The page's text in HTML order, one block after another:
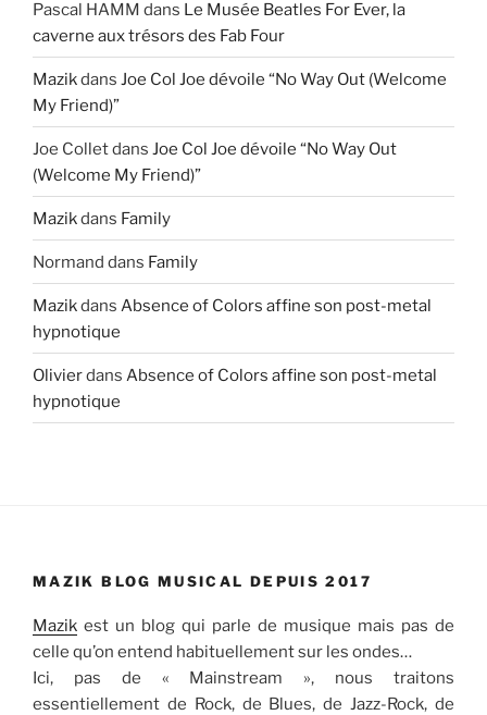
Pascal HAMM dans Le Musée Beatles For Ever, la
caverne aux trésors des Fab Four
Mazikdans Joe Col Joe dévoile “No Way Out (Welcome
My Friend)”
Joe Colletdans Joe Col Joe dévoile “No Way Out
(Welcome My Friend)”
Mazikdans Family
Normand dans Family
Mazikdans Absence of Colors affine son post-metal
hypnotique
Olivierdans Absence of Colors affine son post-metal
hypnotique
MAZIK BLOG MUSICAL DEPUIS 2017
Mazik est un blog qui parle de musique mais pas de
celle qu’on entend habituellement sur les ondes…
Ici, pas de « Mainstream », nous traitons
essentiellement de Rock, de Blues, de Jazz-Rock, de